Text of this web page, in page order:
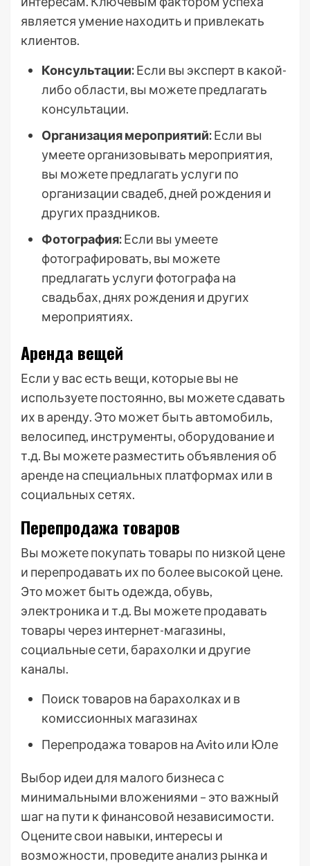
является умение находить и привлекать
клиентов.
Консультации:Если вы эксперт в какой-
либо области, вы можете предлагать
консультации.
Организация мероприятий:Если вы
умеете организовывать мероприятия,
вы можете предлагать услуги по
организации свадеб, дней рождения и
других праздников.
Фотография:Если вы умеете
фотографировать, вы можете
предлагать услуги фотографа на
свадьбах, днях рождения и других
мероприятиях.
Аренда вещей
Если у вас есть вещи, которые вы не
используете постоянно, вы можете сдавать
их в аренду. Это может быть автомобиль,
велосипед, инструменты, оборудование и
т.д. Вы можете разместить объявления об
аренде на специальных платформах или в
социальных сетях.
Перепродажа товаров
Вы можете покупать товары по низкой цене
и перепродавать их по более высокой цене.
Это может быть одежда, обувь,
электроника и т.д. Вы можете продавать
товары через интернет-магазины,
социальные сети, барахолки и другие
каналы.
Поиск товаров на барахолках и в
комиссионных магазинах
Перепродажа товаров на Avito или Юле
Выбор идеи для малого бизнеса с
минимальными вложениями – это важный
шаг на пути к финансовой независимости.
Оцените свои навыки, интересы и
возможности, проведите анализ рынка и